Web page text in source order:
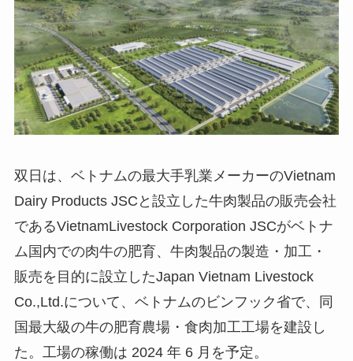
双日は、ベトナムの最大手乳業メーカーのVietnam
Dairy Products JSCと設立した牛肉製品の販売会社
であるVietnamLivestock Corporation JSCがベトナ
ム国内での肉牛の肥育、牛肉製品の製造・加工・
販売を目的に設立したJapan Vietnam Livestock
Co.,Ltd.について、ベトナムのビンフック省で、同
国最大級の牛の肥育農場・食肉加工工場を建設し
た。工場の稼働は 2024 年 6 月を予定。